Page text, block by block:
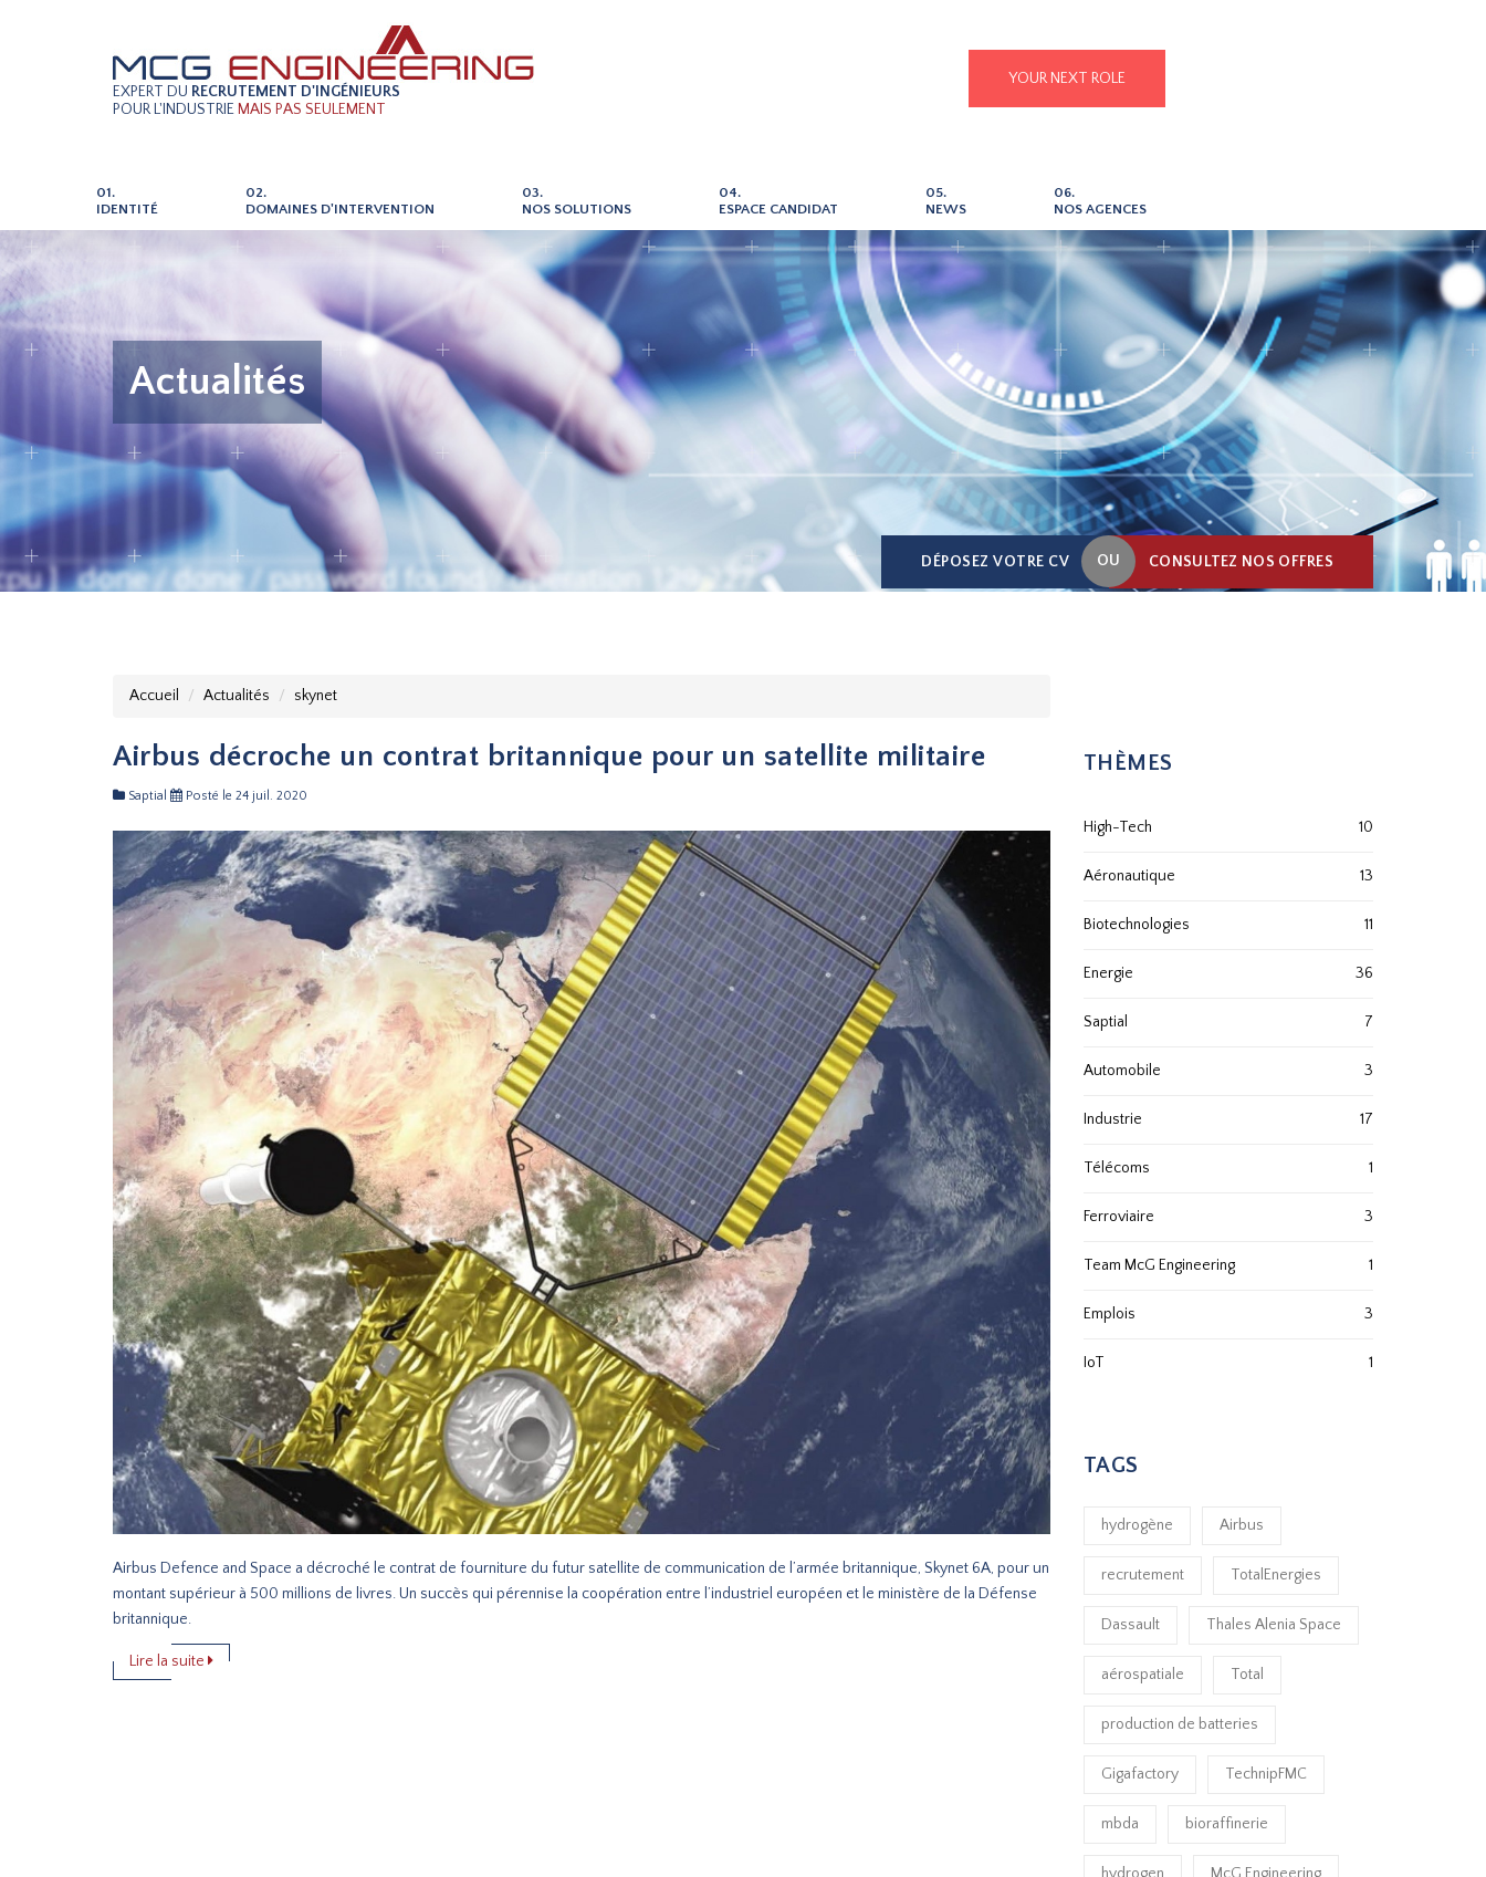
EXPERT DU RECRUTEMENT D'INGÉNIEURS
POUR L'INDUSTRIE MAIS PAS SEULEMENT
YOUR NEXT ROLE
01.
IDENTITÉ
02.
DOMAINES D'INTERVENTION
03.
NOS SOLUTIONS
04.
ESPACE CANDIDAT
05.
NEWS
06.
NOS AGENCES
Actualités
DÉPOSEZ VOTRE CV OU CONSULTEZ NOS OFFRES
Accueil Actualités skynet
Airbus décroche un contrat britannique pour un satellite militaire
Saptial Posté le 24 juil. 2020
Airbus Defence and Space a décroché le contrat de fourniture du futur satellite de communication de l’armée britannique, Skynet 6A, pour un
montant supérieur à 500 millions de livres. Un succès qui pérennise la coopération entre l’industriel européen et le ministère de la Défense
britannique.
Lire la suite
THÈMES
High-Tech 10
Aéronautique 13
Biotechnologies 11
Energie 36
Saptial 7
Automobile 3
Industrie 17
Télécoms 1
Ferroviaire 3
Team McG Engineering 1
Emplois 3
IoT 1
TAGS
hydrogène Airbus
recrutement TotalEnergies
Dassault Thales Alenia Space
aérospatiale Total
production de batteries
Gigafactory TechnipFMC
mbda bioraffinerie